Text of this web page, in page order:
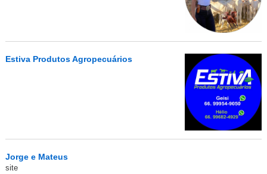
Estiva Produtos Agropecuários
Jorge e Mateus
site